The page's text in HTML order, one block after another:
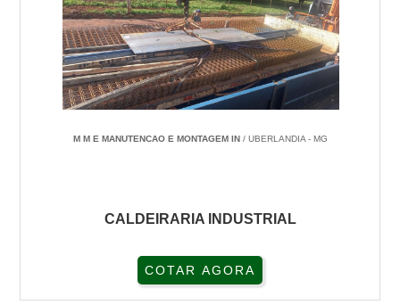
M M E MANUTENCAO E MONTAGEM IN/ UBERLANDIA - MG
CALDEIRARIA INDUSTRIAL
COTAR AGORA